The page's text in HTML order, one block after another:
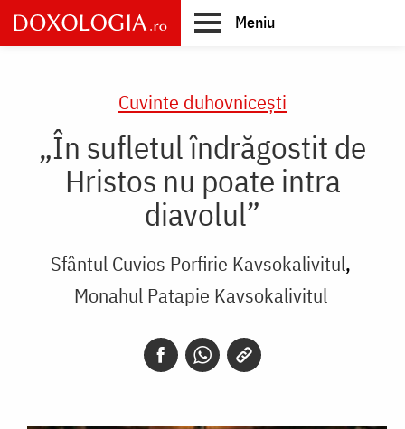
Skip
to
main
Meniu
Cuvinte duhovnicești
„În sufletul îndrăgostit de
Hristos nu poate intra
diavolul”
Sfântul Cuvios Porfirie Kavsokalivitul
Monahul Patapie Kavsokalivitul